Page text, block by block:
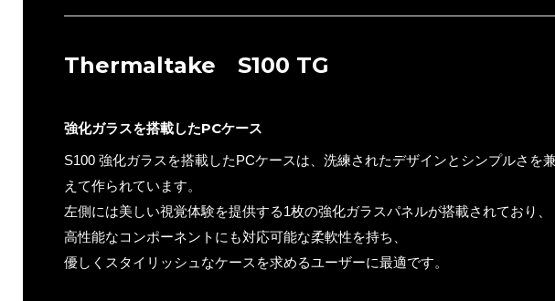
Thermaltake S100 TG
強化ガラスを搭載したPCケース
S100 強化ガラスを搭載したPCケースは、洗練されたデザインとシンプルさを
えて作られています。
左側には美しい視覚体験を提供する1枚の強化ガラスパネルが搭載されており、
高性能なコンポーネントにも対応可能な柔軟性を持ち、
優しくスタイリッシュなケースを求めるユーザーに最適です。